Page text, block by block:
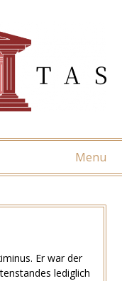
Menu
Er war der
lediglich